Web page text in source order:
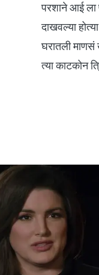
परशाने आई ला
दाखवल्या
घरातली माणसं
त्या काटकोन